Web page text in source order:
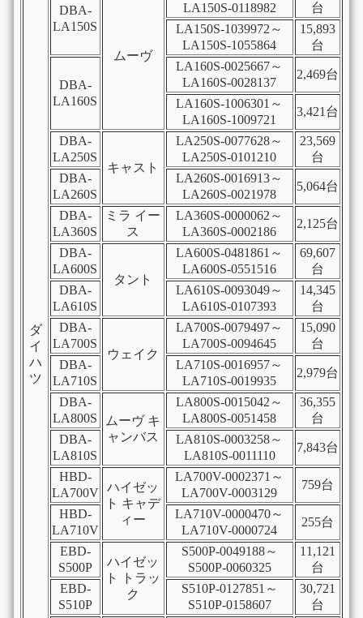
ダ
イ
ハ
ツ
DBA-
LA150S
ムーヴ
LA150S-0118982
台
LA150S-1039972～
LA150S-1055864
15,893
台
DBA-
LA160S
LA160S-0025667～
LA160S-0028137
2,469台
LA160S-1006301～
LA160S-1009721
3,421台
DBA-
LA250S
キャスト
LA250S-0077628～
LA250S-0101210
23,569
台
DBA-
LA260S
LA260S-0016913～
LA260S-0021978
5,064台
DBA-
LA360S
ミラ イー
ス
LA360S-0000062～
LA360S-0002186
2,125台
DBA-
LA600S
タント
LA600S-0481861～
LA600S-0551516
69,607
台
DBA-
LA610S
LA610S-0093049～
LA610S-0107393
14,345
台
DBA-
LA700S
ウェイク
LA700S-0079497～
LA700S-0094645
15,090
台
DBA-
LA710S
LA710S-0016957～
LA710S-0019935
2,979台
DBA-
LA800S
ムーヴ キ
ャンバス
LA800S-0015042～
LA800S-0051458
36,355
台
DBA-
LA810S
LA810S-0003258～
LA810S-0011110
7,843台
HBD-
LA700V
ハイゼッ
ト キャデ
ィー
LA700V-0002371～
LA700V-0003129
759台
HBD-
LA710V
LA710V-0000470～
LA710V-0000724
255台
EBD-
S500P
ハイゼッ
ト トラッ
ク
S500P-0049188～
S500P-0060325
11,121
台
EBD-
S510P
S510P-0127851～
S510P-0158607
30,721
台